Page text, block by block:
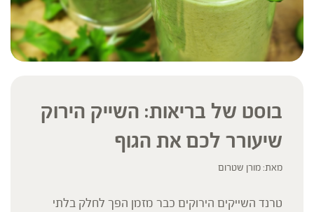
בוסט של בריאות: השייק הירוק
שיעורר לכם את הגוף
מאת: מורן שטרום
טרנד השייקים הירוקים כבר מזמן הפך לחלק בלתי